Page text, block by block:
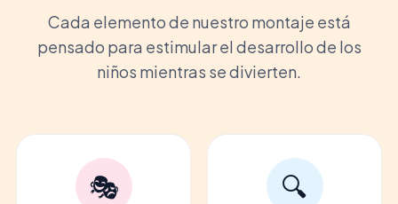
Cada elemento de nuestro montaje está
pensado para estimular el desarrollo de los
niños mientras se divierten.
🎭 🔍